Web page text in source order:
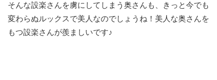
そんな設楽さんを虜にしてしまう奥さんも、きっと今でも
変わらぬルックスで美人なのでしょうね！美人な奥さんを
もつ設楽さんが羨ましいです♪